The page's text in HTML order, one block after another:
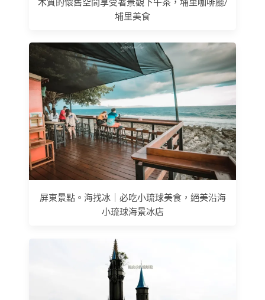
埔里美食
屏東景點。海找冰｜必吃小琉球美食，絕美沿海
小琉球海景冰店